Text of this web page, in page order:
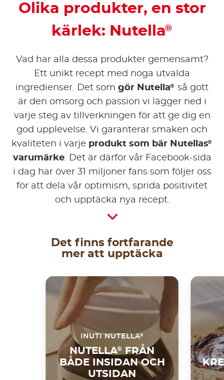
Olika produkter, en stor
kärlek: Nutella®
Vad har alla dessa produkter gemensamt?
Ett unikt recept med noga utvalda
ingredienser. Det som gör Nutella® så gott
är den omsorg och passion vi lägger ned i
varje steg av tillverkningen för att ge dig en
god upplevelse. Vi garanterar smaken och
kvaliteten i varje produkt som bär Nutellas®
varumärke. Det är därför vår Facebook-sida
i dag har över 31 miljoner fans som följer oss
för att dela vår optimism, sprida positivitet
och upptäcka nya recept.
Det finns fortfarande
mer att upptäcka
INUTI NUTELLA®
NUTELLA®
FRÅN
BÅDE INSIDAN OCH
UTSIDAN